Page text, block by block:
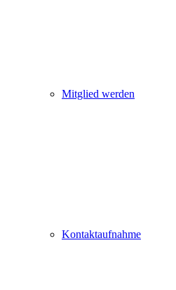
Mitglied werden
Kontaktaufnahme